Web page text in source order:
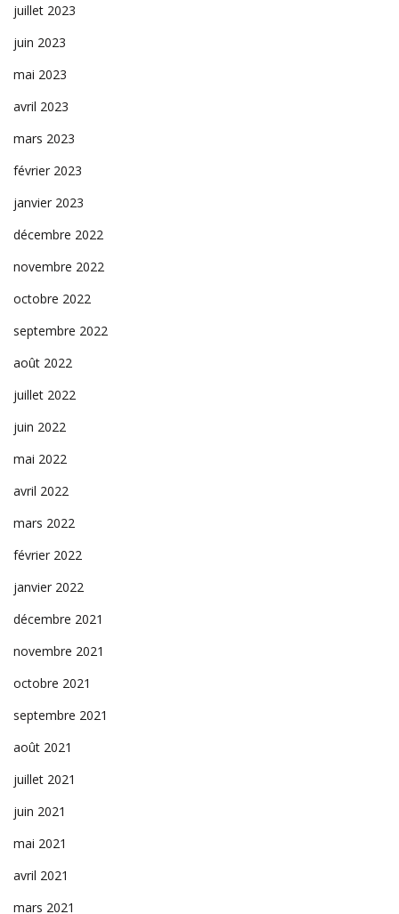
juillet 2023
juin 2023
mai 2023
avril 2023
mars 2023
février 2023
janvier 2023
décembre 2022
novembre 2022
octobre 2022
septembre 2022
août 2022
juillet 2022
juin 2022
mai 2022
avril 2022
mars 2022
février 2022
janvier 2022
décembre 2021
novembre 2021
octobre 2021
septembre 2021
août 2021
juillet 2021
juin 2021
mai 2021
avril 2021
mars 2021